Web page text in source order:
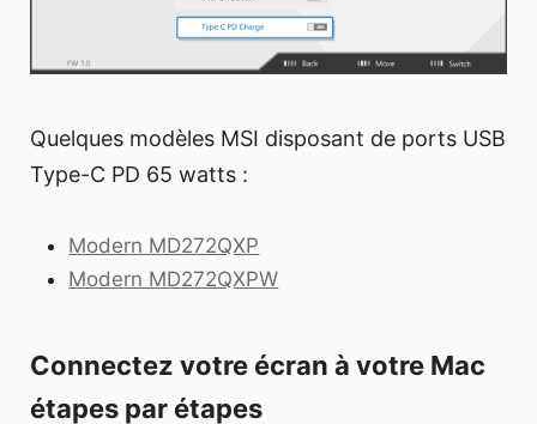
Quelques modèles MSI disposant de ports USB
Type-C PD 65 watts :
Modern MD272QXP
Modern MD272QXPW
Connectez votre écran à votre Mac
étapes par étapes